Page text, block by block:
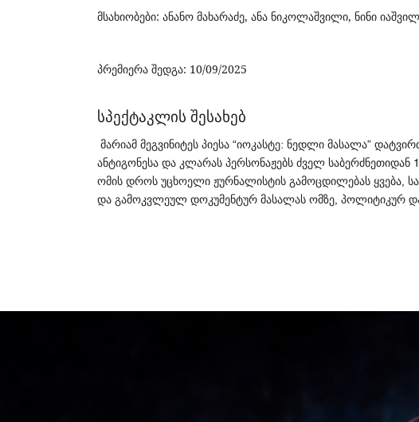
მსახიობები: ანანო მახარაძე, ანა ნიკოლაშვილი, ნინი
პრემიერა შედგა: 10/09/2025
სპექტაკლის შესახებ
მარიამ მეგვინიტეს პიესა “იოკასტე: ნედლი მასალა”
ანტიგონესა და კლარას პერსონაჟებს ძველ საბერძნეთიდან
ომის დროს უცხოელი ჟურნალისტის გამოცდილებას ყვება
და გამოკვლეულ დოკუმენტურ მასალას ომზე პოლიტიკურ